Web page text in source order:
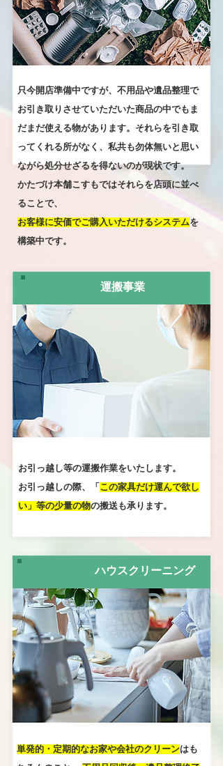
只今開店準備中ですが、不用品や遺品整理で
お引き取りさせていただいた商品の中でもま
だまだ使える物があります。それらを引き取
ってくれる所がなく、私共も勿体無いと思い
ながら処分せざるを得ないのが現状です。
かたづけ本舗こすもではそれらを店頭に並べ
ることで、
お客様に安価でご購入いただけるシステムを
構築中です。
運搬事業
お引っ越し等の運搬作業をいたします。
お引っ越しの際、「 この家具だけ運んで欲し
い」等の少量の物の搬送も承ります。
ハウスクリーニング
単発的・定期的なお家や会社のクリーンはも